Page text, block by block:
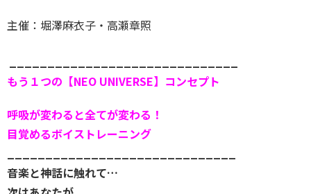
主催：堀澤麻衣子・高瀬章照
もう１つの【NEO UNIVERSE】コンセプト
呼吸が変わると全てが変わる！
目覚めるボイストレーニング
音楽と神話に触れて…